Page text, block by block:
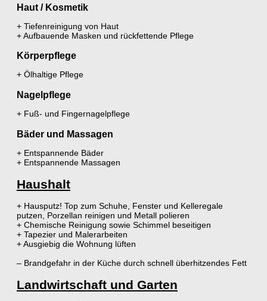
Haut / Kosmetik
+ Tiefenreinigung von Haut
+ Aufbauende Masken und rückfettende Pflege
Körperpflege
+ Ölhaltige Pflege
Nagelpflege
+ Fuß- und Fingernagelpflege
Bäder und Massagen
+ Entspannende Bäder
+ Entspannende Massagen
Haushalt
+ Hausputz! Top zum Schuhe, Fenster und Kelleregale
putzen, Porzellan reinigen und Metall polieren
+ Chemische Reinigung sowie Schimmel beseitigen
+ Tapezier und Malerarbeiten
+ Ausgiebig die Wohnung lüften
– Brandgefahr in der Küche durch schnell überhitzendes Fett
Landwirtschaft und Garten